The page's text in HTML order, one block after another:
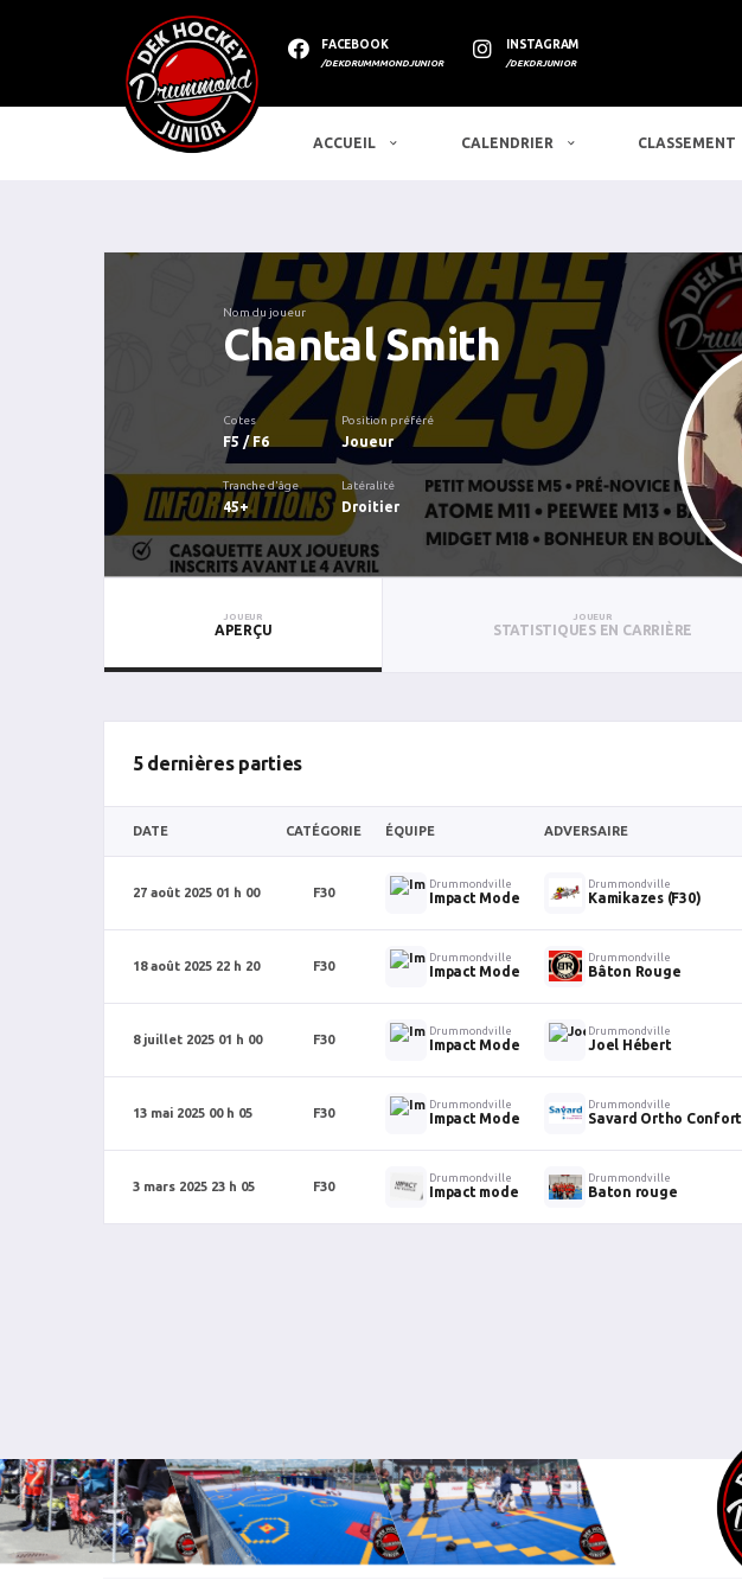
FACEBOOK
/DEKDRUMMMONDJUNIOR
INSTAGRAM
/DEKDRJUNIOR
ACCUEIL CALENDRIER CLASSEMENT
Nom du joueur
Chantal Smith
Cotes
F5 / F6
Position préféré
Joueur
Tranche d'âge
45+
Latéralité
Droitier
JOUEUR
APERÇU
JOUEUR
STATISTIQUES EN CARRIÈRE
5 dernières parties
DATE CATÉGORIE ÉQUIPE ADVERSAIRE
27 août 2025 01 h 00 F30
Drummondville
Impact Mode
Drummondville
Kamikazes (F30)
18 août 2025 22 h 20 F30
Drummondville
Impact Mode
Drummondville
Bâton Rouge
8 juillet 2025 01 h 00 F30
Drummondville
Impact Mode
Drummondville
Joel Hébert
13 mai 2025 00 h 05 F30
Drummondville
Impact Mode
Drummondville
Savard Ortho Confort
3 mars 2025 23 h 05 F30
Drummondville
Impact mode
Drummondville
Baton rouge